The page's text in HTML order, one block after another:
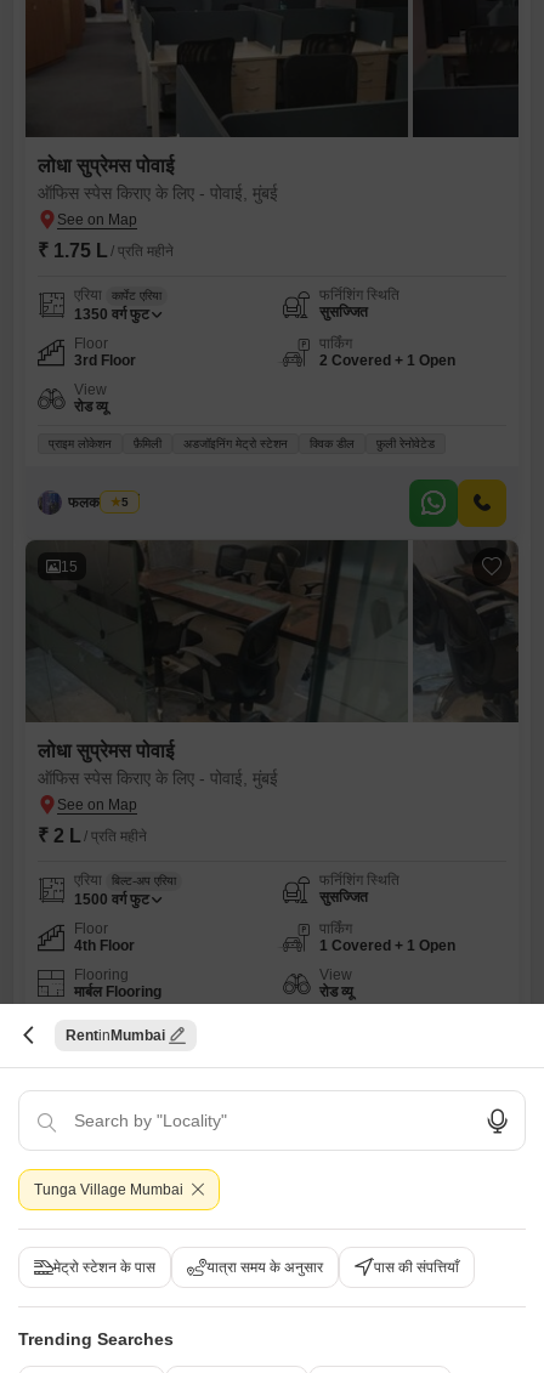
लोधा सुप्रेमस पोवाई
ऑफिस स्पेस किराए के लिए - पोवाई, मुंबई
₹ 1.75 L / प्रति महीने
एरिया कार्पेट एरिया
1350 वर्ग फुट
फर्निशिंग स्थिति
सुसज्जित
Floor
3rd Floor
पार्किंग
2 Covered + 1 Open
View
रोड व्यू
प्राइम लोकेशन फ़ैमिली अडजॉइनिंग मेट्रो स्टेशन क्विक डील फ़ुली रेनोवेटेड
फलक प्रॉपर्टी
5
15
लोधा सुप्रेमस पोवाई
ऑफिस स्पेस किराए के लिए - पोवाई, मुंबई
₹ 2 L / प्रति महीने
एरिया बिल्ट-अप एरिया
1500 वर्ग फुट
फर्निशिंग स्थिति
सुसज्जित
Floor
4th Floor
पार्किंग
1 Covered + 1 Open
Flooring
मार्बल Flooring
View
रोड व्यू
प्राइम लोकेशन वास्तु कंप्लायंट
फलक प्रॉपर्टी
6
लोधा सुप्रेमस पोवाई
ऑफिस स्पेस किराए के लिए - पोवाई, मुंबई
Rent Mumbai
Tunga Village Mumbai
मेट्रो स्टेशन के पास यात्रा समय के अनुसार पास की संपत्तियाँ
Trending Searches